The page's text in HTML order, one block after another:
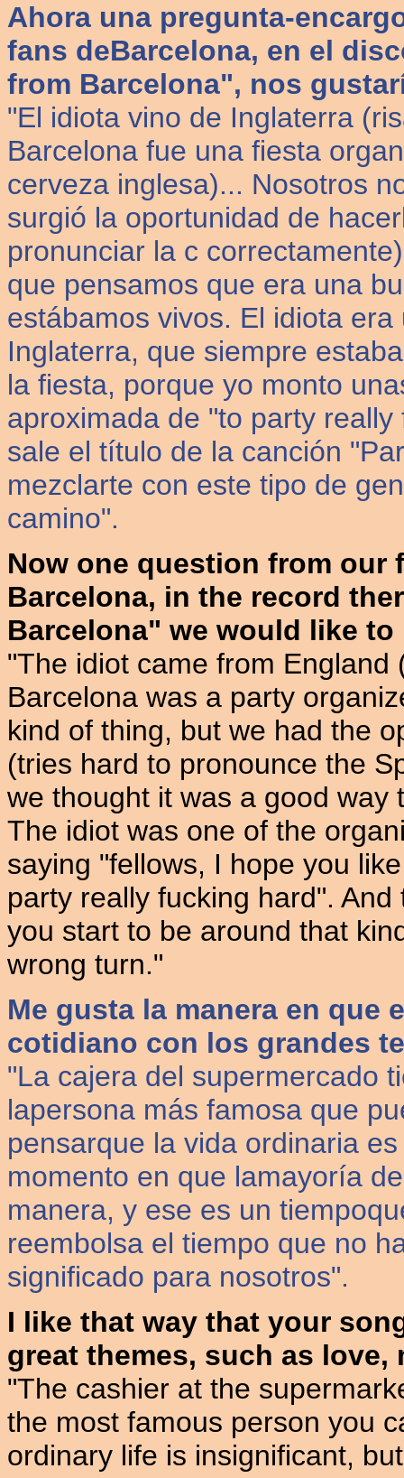
Ahora una pregunta-
fans deBarcelona, en el
from Barcelona", nos
"El idiota vino de Inglaterra
Barcelona fue una fiesta
cerveza inglesa)... Nosotros
surgió la oportunidad de
pronunciar la c
que pensamos que era una
estábamos vivos. El idiota
Inglaterra, que siempre
la fiesta, porque yo monto
aproximada de "to party
sale el título de la canción
mezclarte con este tipo de
camino".
Now one question from
Barcelona, in the record
Barcelona" we would like
"The idiot came from
Barcelona was a party
kind of thing, but we had the
(tries hard to pronounce the
we thought it was a good way
The idiot was one of the
saying "fellows, I hope you
party really fucking hard".
you start to be around that
wrong turn."
Me gusta la manera en que
cotidiano con los grandes
"La cajera del supermercado
lapersona más famosa que
pensarque la vida ordinaria
momento en que lamayoría
manera, y ese es un
reembolsa el tiempo que no
significado para nosotros".
I like that way that your
great themes, such as love,
"The cashier at the
the most famous person you
ordinary life is insignificant,